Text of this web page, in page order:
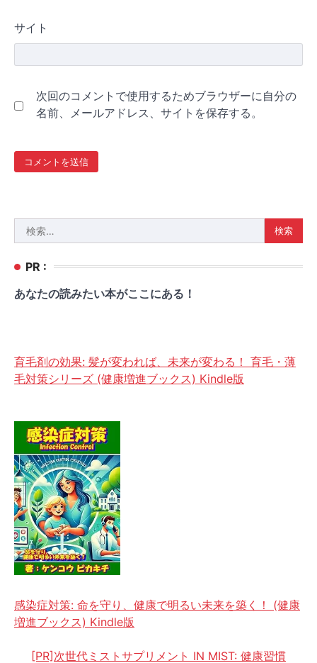
サイト
次回のコメントで使用するためブラウザーに自分の
名前、メールアドレス、サイトを保存する。
索:
PR :
あなたの読みたい本がここにある！
育毛剤の効果: 髪が変われば、未来が変わる！ 育毛・薄
毛対策シリーズ (健康増進ブックス) Kindle版
感染症対策: 命を守り、健康で明るい未来を築く！ (健康
増進ブックス) Kindle版
[PR]次世代ミストサプリメント IN MIST: 健康習慣